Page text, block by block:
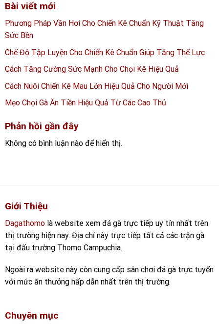
Bài viết mới
Phương Pháp Vần Hơi Cho Chiến Kê Chuẩn Kỹ Thuật Tăng
Sức Bền
Chế Độ Tập Luyện Cho Chiến Kê Chuẩn Giúp Tăng Thể Lực
Cách Tăng Cường Sức Mạnh Cho Chọi Kê Hiệu Quả
Cách Nuôi Chiến Kê Mau Lớn Hiệu Quả Cho Người Mới
Mẹo Chọi Gà Ăn Tiền Hiệu Quả Từ Các Cao Thủ
Phản hồi gần đây
Không có bình luận nào để hiển thị.
Giới Thiệu
Dagathomo là website xem đá gà trực tiếp uy tín nhất trên
thị trường hiện nay. Địa chỉ này trực tiếp tất cả các trận gà
tại đấu trường Thomo Campuchia.
Ngoài ra website này còn cung cấp sân chơi đá gà trực tuyến
với mức ăn thưởng hấp dẫn nhất trên thị trường.
Chuyên mục